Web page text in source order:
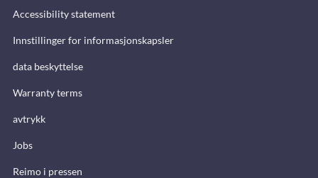
Accessibility statement
Innstillinger for informasjonskapsler
data beskyttelse
Warranty terms
avtrykk
Jobs
Reimo i pressen